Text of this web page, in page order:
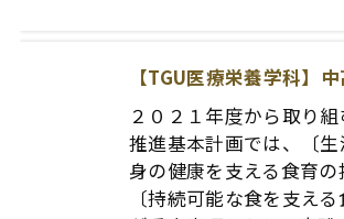
２０２１年度から取り
推進基本計画では、〔
身の健康を支える食育
〔持続可能な食を支える